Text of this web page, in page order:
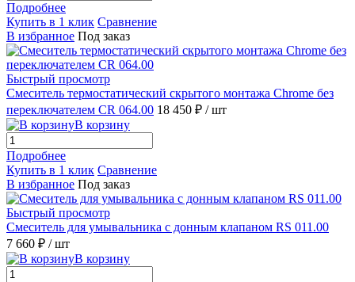
Подробнее
Купить в 1 клик Сравнение
В избранное Под заказ
Быстрый просмотр
Смеситель термостатический скрытого монтажа Chrome без
переключателем CR 064.00 18 450 ₽ / шт
В корзину
Подробнее
Купить в 1 клик Сравнение
В избранное Под заказ
Быстрый просмотр
Смеситель для умывальника с донным клапаном RS 011.00
7 660 ₽ / шт
В корзину